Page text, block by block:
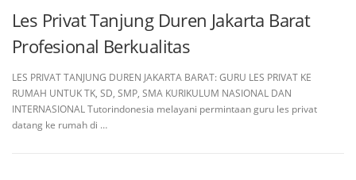
Les Privat Tanjung Duren Jakarta Barat
Profesional Berkualitas
LES PRIVAT TANJUNG DUREN JAKARTA BARAT: GURU LES PRIVAT KE
RUMAH UNTUK TK, SD, SMP, SMA KURIKULUM NASIONAL DAN
INTERNASIONAL Tutorindonesia melayani permintaan guru les privat
datang ke rumah di …